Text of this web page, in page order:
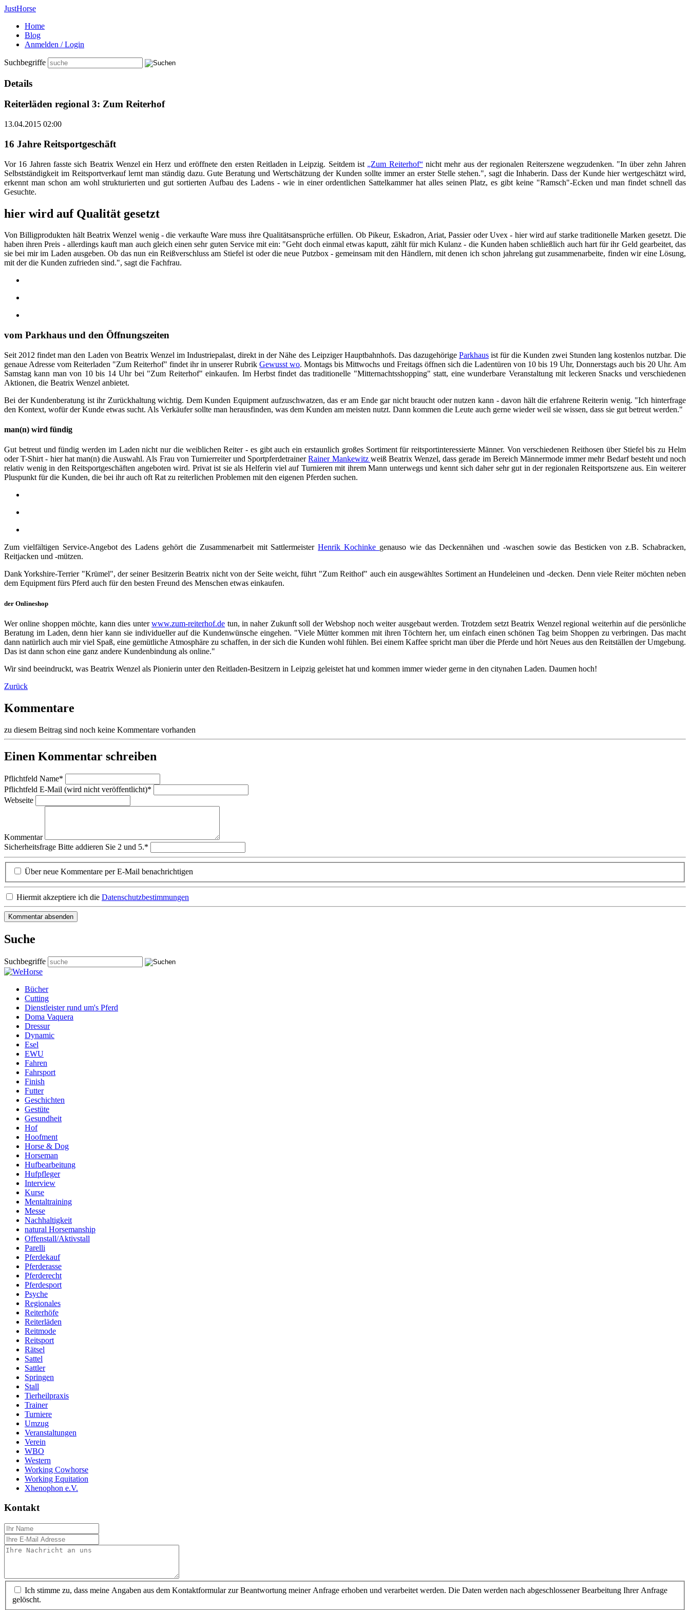
JustHorse
Home
Blog
Anmelden / Login
Suchbegriffe
Details
Reiterläden regional 3: Zum Reiterhof
13.04.2015 02:00
16 Jahre Reitsportgeschäft
Vor 16 Jahren fasste sich Beatrix Wenzel ein Herz und eröffnete den ersten Reitladen in Leipzig. Seitdem ist „Zum Reiterhof“nicht mehr aus der regionalen Reiterszene wegzudenken. "In über zehn Jahren
Selbstständigkeit im Reitsportverkauf lernt man ständig dazu. Gute Beratung und Wertschätzung der Kunden sollte immer an erster Stelle stehen.", sagt die Inhaberin. Dass der Kunde hier wertgeschätzt wird,
erkennt man schon am wohl strukturierten und gut sortierten Aufbau des Ladens - wie in einer ordentlichen Sattelkammer hat alles seinen Platz, es gibt keine "Ramsch"-Ecken und man findet schnell das
Gesuchte.
hier wird auf Qualität gesetzt
Von Billigprodukten hält Beatrix Wenzel wenig - die verkaufte Ware muss ihre Qualitätsansprüche erfüllen. Ob Pikeur, Eskadron, Ariat, Passier oder Uvex - hier wird auf starke traditionelle Marken gesetzt. Die
haben ihren Preis - allerdings kauft man auch gleich einen sehr guten Service mit ein: "Geht doch einmal etwas kaputt, zählt für mich Kulanz - die Kunden haben schließlich auch hart für ihr Geld gearbeitet, das
sie bei mir im Laden ausgeben. Ob das nun ein Reißverschluss am Stiefel ist oder die neue Putzbox - gemeinsam mit den Händlern, mit denen ich schon jahrelang gut zusammenarbeite, finden wir eine Lösung,
mit der die Kunden zufrieden sind.", sagt die Fachfrau.
vom Parkhaus und den Öffnungszeiten
Seit 2012 findet man den Laden von Beatrix Wenzel im Industriepalast, direkt in der Nähe des Leipziger Hauptbahnhofs. Das dazugehörige Parkhaus ist für die Kunden zwei Stunden lang kostenlos nutzbar. Die
genaue Adresse vom Reiterladen "Zum Reiterhof" findet ihr in unserer RubrikGewusst wo. Montags bis Mittwochs und Freitags öffnen sich die Ladentüren von 10 bis 19 Uhr, Donnerstags auch bis 20 Uhr. Am
Samstag kann man von 10 bis 14 Uhr bei "Zum Reiterhof" einkaufen. Im Herbst findet das traditionelle "Mitternachtsshopping" statt, eine wunderbare Veranstaltung mit leckeren Snacks und verschiedenen
Aktionen, die Beatrix Wenzel anbietet.
Bei der Kundenberatung ist ihr Zurückhaltung wichtig. Dem Kunden Equipment aufzuschwatzen, das er am Ende gar nicht braucht oder nutzen kann - davon hält die erfahrene Reiterin wenig. "Ich hinterfrage
den Kontext, wofür der Kunde etwas sucht. Als Verkäufer sollte man herausfinden, was dem Kunden am meisten nutzt. Dann kommen die Leute auch gerne wieder weil sie wissen, dass sie gut betreut werden."
man(n) wird fündig
Gut betreut und fündig werden im Laden nicht nur die weiblichen Reiter - es gibt auch ein erstaunlich großes Sortiment für reitsportinteressierte Männer. Von verschiedenen Reithosen über Stiefel bis zu Helm
oder T-Shirt - hier hat man(n) die Auswahl. Als Frau von Turnierreiter und SportpferdetrainerRainer Mankewitz weiß Beatrix Wenzel, dass gerade im Bereich Männermode immer mehr Bedarf besteht und noch
relativ wenig in den Reitsportgeschäften angeboten wird. Privat ist sie als Helferin viel auf Turnieren mit ihrem Mann unterwegs und kennt sich daher sehr gut in der regionalen Reitsportszene aus. Ein weiterer
Pluspunkt für die Kunden, die bei ihr auch oft Rat zu reiterlichen Problemen mit den eigenen Pferden suchen.
Zum vielfältigen Service-Angebot des Ladens gehört die Zusammenarbeit mit SattlermeisterHenrik Kochinke genauso wie das Deckennähen und -waschen sowie das Besticken von z.B. Schabracken,
Reitjacken und -mützen.
Dank Yorkshire-Terrier "Krümel", der seiner Besitzerin Beatrix nicht von der Seite weicht, führt "Zum Reithof" auch ein ausgewähltes Sortiment an Hundeleinen und -decken. Denn viele Reiter möchten neben
dem Equipment fürs Pferd auch für den besten Freund des Menschen etwas einkaufen.
der Onlineshop
Wer online shoppen möchte, kann dies unterwww.zum-reiterhof.de tun, in naher Zukunft soll der Webshop noch weiter ausgebaut werden. Trotzdem setzt Beatrix Wenzel regional weiterhin auf die persönliche
Beratung im Laden, denn hier kann sie individueller auf die Kundenwünsche eingehen. "Viele Mütter kommen mit ihren Töchtern her, um einfach einen schönen Tag beim Shoppen zu verbringen. Das macht
dann natürlich auch mir viel Spaß, eine gemütliche Atmosphäre zu schaffen, in der sich die Kunden wohl fühlen. Bei einem Kaffee spricht man über die Pferde und hört Neues aus den Reitställen der Umgebung.
Das ist dann schon eine ganz andere Kundenbindung als online."
Wir sind beeindruckt, was Beatrix Wenzel als Pionierin unter den Reitladen-Besitzern in Leipzig geleistet hat und kommen immer wieder gerne in den citynahen Laden. Daumen hoch!
Zurück
Kommentare
zu diesem Beitrag sind noch keine Kommentare vorhanden
Einen Kommentar schreiben
Pflichtfeld Name*
Pflichtfeld E-Mail (wird nicht veröffentlicht)*
Webseite
Kommentar
Sicherheitsfrage Bitte addieren Sie 2 und 5.*
Über neue Kommentare per E-Mail benachrichtigen
Hiermit akzeptiere ich die Datenschutzbestimmungen
Suche
Suchbegriffe
Bücher
Cutting
Dienstleister rund um's Pferd
Doma Vaquera
Dressur
Dynamic
Esel
EWU
Fahren
Fahrsport
Finish
Futter
Geschichten
Gestüte
Gesundheit
Hof
Hoofment
Horse & Dog
Horseman
Hufbearbeitung
Hufpfleger
Interview
Kurse
Mentaltraining
Messe
Nachhaltigkeit
natural Horsemanship
Offenstall/Aktivstall
Parelli
Pferdekauf
Pferderasse
Pferderecht
Pferdesport
Psyche
Regionales
Reiterhöfe
Reiterläden
Reitmode
Reitsport
Rätsel
Sattel
Sattler
Springen
Stall
Tierheilpraxis
Trainer
Turniere
Umzug
Veranstaltungen
Verein
WBO
Western
Working Cowhorse
Working Equitation
Xhenophon e.V.
Kontakt
Ich stimme zu, dass meine Angaben aus dem Kontaktformular zur Beantwortung meiner Anfrage erhoben und verarbeitet werden. Die Daten werden nach abgeschlossener Bearbeitung Ihrer Anfrage
gelöscht.